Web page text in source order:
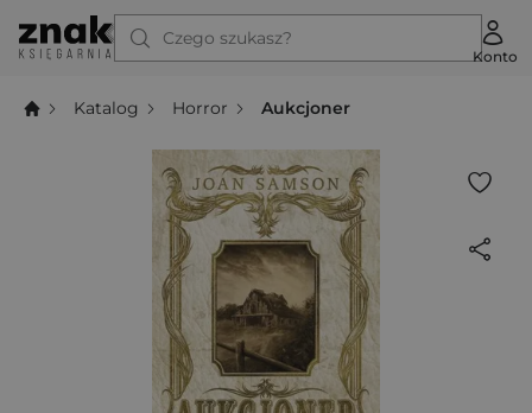
Czego szukasz?
Konto
Katalog Horror Aukcjoner